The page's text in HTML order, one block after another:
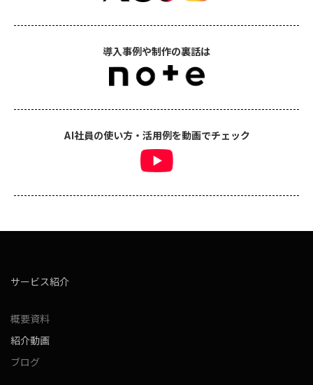
導入事例や制作の裏話は
AI社員の使い方・活用例を動画でチェック
サービス紹介
概要資料
紹介動画
ブログ